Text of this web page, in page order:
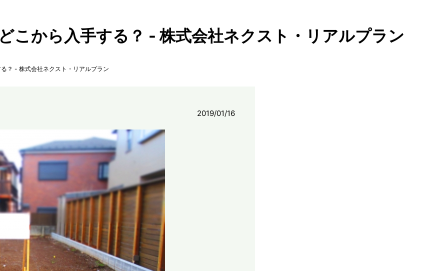
こから入手する？ - 株式会社ネクスト・リアルプラン
？ - 株式会社ネクスト・リアルプラン
2019/01/16